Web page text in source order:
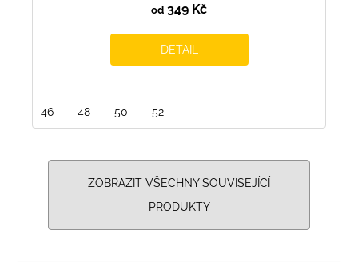
od 349 Kč
DETAIL
46 48 50 52
ZOBRAZIT VŠECHNY SOUVISEJÍCÍ
PRODUKTY